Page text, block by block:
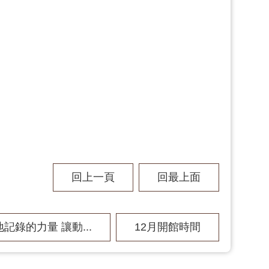
回上一頁 回最上面
記錄的力量 讓動... 12月開館時間